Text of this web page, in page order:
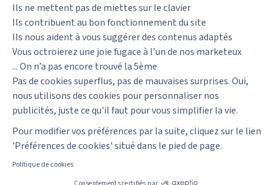
Ils ne mettent pas de miettes sur le clavier
Ils contribuent au bon fonctionnement du site
Ils nous aident à vous suggérer des contenus adaptés
Vous octroierez une joie fugace à l’un de nos marketeux
... On n’a pas encore trouvé la 5ème
Pas de cookies superflus, pas de mauvaises surprises. Oui,
nous utilisons des cookies pour personnaliser nos
publicités, juste ce qu'il faut pour vous simplifier la vie.
Pour modifier vos préférences par la suite, cliquez sur le lien
'Préférences de cookies' situé dans le pied de page.
Politique de cookies
Consentements certifiés par
L’actu Lucca
Vie d'entreprise
Archives
Ressources
Côté tech